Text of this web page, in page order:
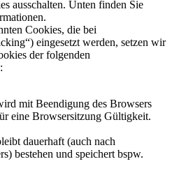
ausschalten. Unten finden Sie
Cookies, die bei
eingesetzt werden, setzen wir
der folgenden
mit Beendigung des Browsers
eine Browsersitzung Gültigkeit.
dauerhaft (auch nach
bestehen und speichert bspw.